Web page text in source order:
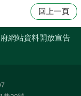
回上一頁
網站資料開放宣告